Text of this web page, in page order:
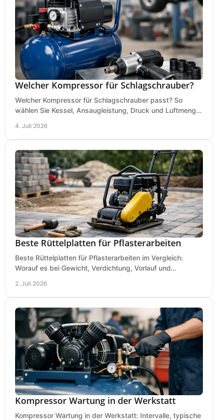
Welcher Kompressor für Schlagschrauber?
Welcher Kompressor für Schlagschrauber passt? So
wählen Sie Kessel, Ansaugleistung, Druck und Luftmenge
4. Juli 2026
Beste Rüttelplatten für Pflasterarbeiten
Beste Rüttelplatten für Pflasterarbeiten im Vergleich:
Worauf es bei Gewicht, Verdichtung, Vorlauf und
2. Juli 2026
Kompressor Wartung in der Werkstatt
Kompressor Wartung in der Werkstatt: Intervalle, typische